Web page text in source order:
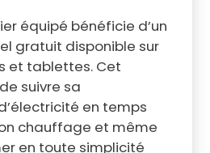
équipé bénéficie d’un
gratuit disponible sur
et tablettes. Cet
suivre sa
en temps
chauffage et même
en toute simplicité